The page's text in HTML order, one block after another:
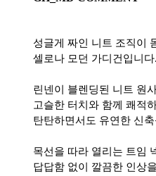
성글게 짜인 니트 조직이
셀로나 모던 가디건입니다.
린넨이 블렌딩된 니트 원
고슬한 터치와 함께 쾌적
탄탄하면서도 유연한 신
목선을 따라 열리는 트임
답답함 없이 깔끔한 인상